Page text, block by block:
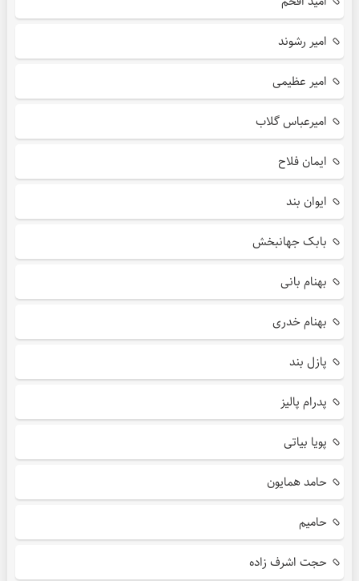
امیر رشوند
امیر عظیمی
امیرعباس گلاب
ایمان فلاح
ایوان بند
بابک جهانبخش
بهنام بانی
بهنام خدری
پازل بند
پدرام پالیز
پویا بیاتی
حامد همایون
حامیم
حجت اشرف زاده